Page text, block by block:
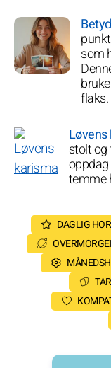
som
flaks.
stolt og
temme
DAGLIG